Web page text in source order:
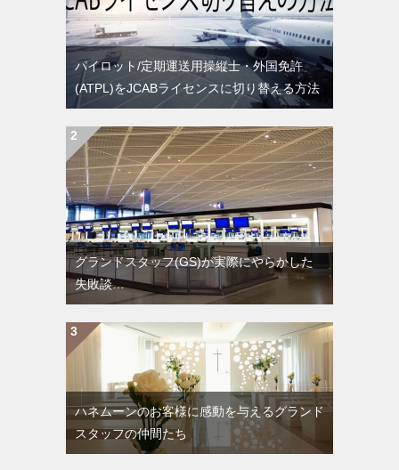
パイロット/定期運送用操縦士・外国免許
(ATPL)をJCABライセンスに切り替える方法
グランドスタッフ(GS)が実際にやらかした
失敗談…
ハネムーンのお客様に感動を与えるグランド
スタッフの仲間たち